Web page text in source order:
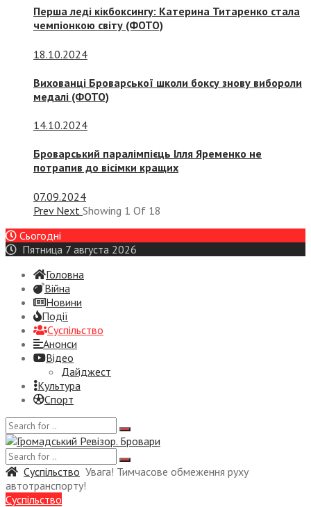
Перша леді кікбоксингу: Катерина Титаренко стала
чемпіонкою світу (ФОТО)
18.10.2024
Вихованці Броварської школи боксу знову вибороли
медалі (ФОТО)
14.10.2024
Броварський паралімпієць Ілля Яременко не
потрапив до вісімки кращих
07.09.2024
Prev Next Showing 1 Of 18
Сьогодні
Пятница 7 августа 2026
Головна
Війна
Новини
Події
Суспiльство
Анонси
Відео
Дайджест
Культура
Спорт
Суспiльство Увага! Тимчасове обмеження руху
автотранспорту!
Суспiльство